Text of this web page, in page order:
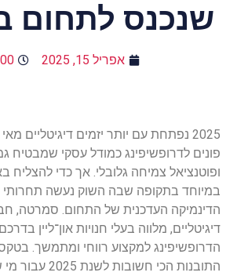
שנכנס לתחום ב-
אפריל 15, 2025
2025 נפתחת עם יותר יזמים דיגיטליים
פונים לדרופשיפינג כמודל עסקי שמבטיח
ופוטנציאל צמיחה גלובלי. אך כדי
במיוחד בתקופה שבה השוק נעשה תחרותי
הדינמיקה העדכנית של התחום. סמרטה,
דיגיטליים, מלווה בעלי חנויות און־ליין
הדרופשיפינג למקצוע רווחי ומתמשך.
התובנות הכי